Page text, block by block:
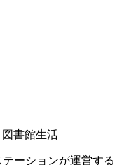
図書館生活
ーションが運営する